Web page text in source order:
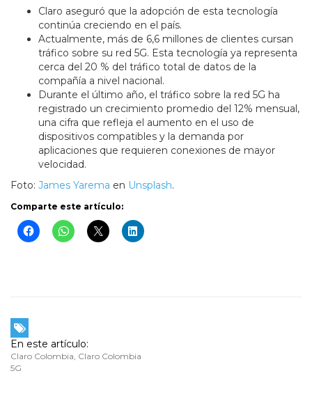
Claro aseguró que la adopción de esta tecnología
continúa creciendo en el país.
Actualmente, más de 6,6 millones de clientes cursan
tráfico sobre su red 5G. Esta tecnología ya representa
cerca del 20 % del tráfico total de datos de la
compañía a nivel nacional.
Durante el último año, el tráfico sobre la red 5G ha
registrado un crecimiento promedio del 12% mensual,
una cifra que refleja el aumento en el uso de
dispositivos compatibles y la demanda por
aplicaciones que requieren conexiones de mayor
velocidad.
Foto: James Yarema en Unsplash.
Comparte este artículo:
En este artículo:
Claro Colombia, Claro Colombia
5G